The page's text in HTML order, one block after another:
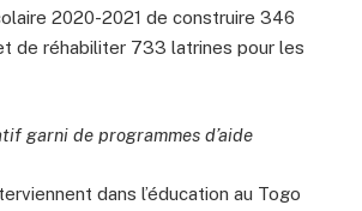
2020-2021 de construire 346
de réhabiliter 733 latrines pour les
garni de programmes d’aide
dans l’éducation au Togo